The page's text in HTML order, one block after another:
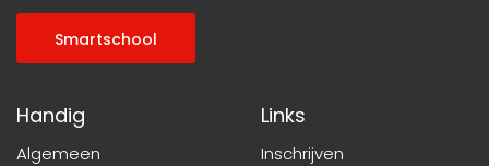
Smartschool
Handig
Algemeen
Links
Inschrijven